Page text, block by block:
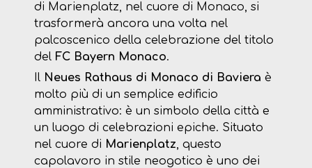
di Marienplatz, nel cuore di Monaco, si
trasformerà ancora una volta nel
palcoscenico della celebrazione del titolo
del FC Bayern Monaco.
Il Neues Rathaus di Monaco di Baviera è
molto più di un semplice edificio
amministrativo: è un simbolo della città e
un luogo di celebrazioni epiche. Situato
nel cuore di Marienplatz, questo
capolavoro in stile neogotico è uno dei